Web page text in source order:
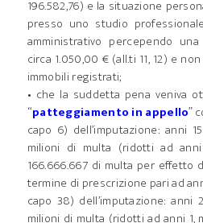
196.582,76) e la situazione
presso uno studio
amministrativo percependo
circa 1.050,00 € (all.ti 11, 12) e
immobili registrati;
• che la suddetta pena veniva
“patteggiamento in appello”
capo 6) dell’imputazione: anni
milioni di multa (ridotti ad
166.666.667 di multa per effetto
termine di prescrizione pari ad
capo 38) dell’imputazione:
milioni di multa (ridotti ad anni